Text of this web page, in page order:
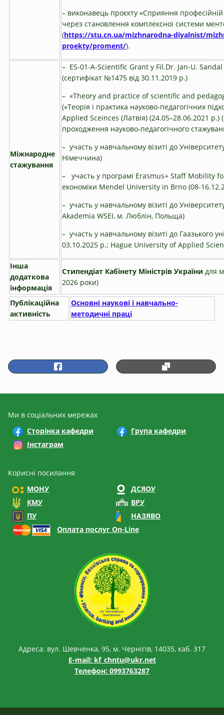
– виконавець проєкту «Сприяння професійній
через становлення комплексної системи
(https://stu.cn.ua/mizhnarodna-diyalnist/
proekty/proment/).
Міжнародне
стажування
– ES-01-A-Scientific Grant у Fil.Dr. Jan-U.
(сертифікат №1475 від 30.11.2019 р.)
– «Theory and practice of scientific and
(«Теорія і практика науково-педагогічних
Applied Sceinces (Латвія) (24.05–28.06.2021 р.)
проходження науково-педагогічного
– участь у навчальному візиті до
Німеччина)
– участь у програмі Erasmus+ Staff Mobility
економіки Mendel University in Brno (08-
– участь у навчальному візиті до
Akademia WSEI, м. Люблін, Польща)
– участь у навчальному візиті до Гаазького
03.10.2025 р.; Hague University of Applied
Інша
додаткова
інформація
Стипендіат Кабінету Міністрів України для
2026 роки)
Публікаційна
активність
Основні наукові і навчально-
методичні праці
Ми в соціальних мережах
Сторінка кафедри
Група кафедри
Інстаграм
Корисні посилання
МОНУ
ДСЯОУ
КМУ
ВРУ
ПУ
НАЗЯВО
Оплата послуг On-Line
Адреса: вул. Шевченка, 95, м. Чернігів, 14035, каб. 317
E-mail: kf_chntu@ukr.net
Телефон: 0993763287